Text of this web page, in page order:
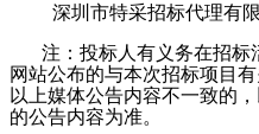
深圳市特采招标代理有
注：投标人有义务在招标
网站公布的与本次招标项目
以上媒体公告内容不一致的
的公告内容为准。